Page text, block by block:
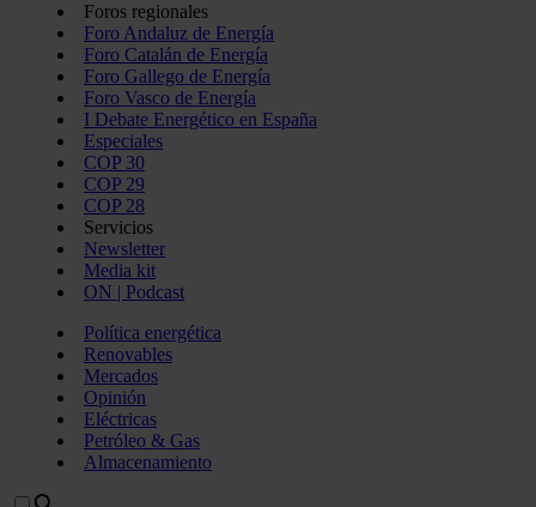
Foros regionales
Foro Andaluz de Energía
Foro Catalán de Energía
Foro Gallego de Energía
Foro Vasco de Energía
I Debate Energético en España
Especiales
COP 30
COP 29
COP 28
Servicios
Newsletter
Media kit
ON | Podcast
Política energética
Renovables
Mercados
Opinión
Eléctricas
Petróleo & Gas
Almacenamiento